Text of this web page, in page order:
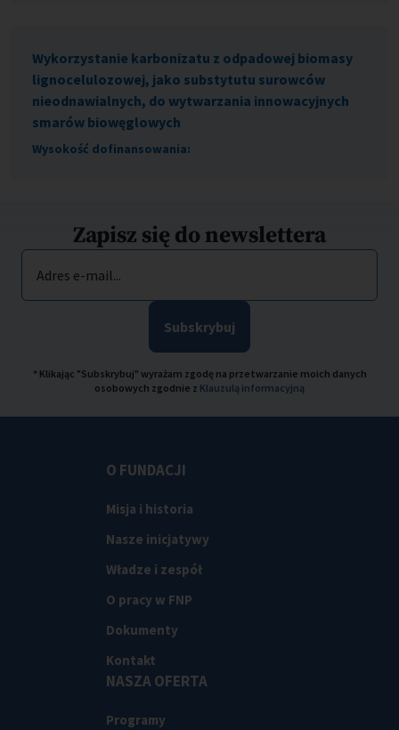
Wykorzystanie karbonizatu z odpadowej biomasy
lignocelulozowej, jako substytutu surowców
nieodnawialnych, do wytwarzania innowacyjnych
smarów biowęglowych
Wysokość dofinansowania:
Zapisz się do newslettera
Adres e-mail...
Subskrybuj
* Klikając "Subskrybuj" wyrażam zgodę na przetwarzanie moich danych
osobowych zgodnie z Klauzulą informacyjną
O FUNDACJI
Misja i historia
Nasze inicjatywy
Władze i zespół
O pracy w FNP
Dokumenty
Kontakt
NASZA OFERTA
Programy